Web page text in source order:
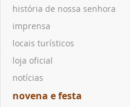
história de nossa senhora
imprensa
locais turísticos
loja oficial
notícias
novena e festa